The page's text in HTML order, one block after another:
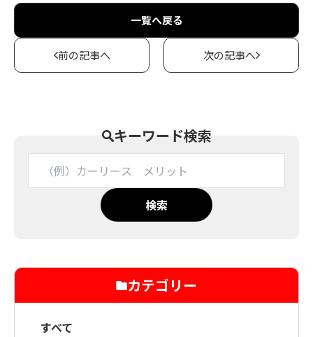
一覧へ戻る
前の記事へ 次の記事へ
キーワード検索
検索
カテゴリー
すべて